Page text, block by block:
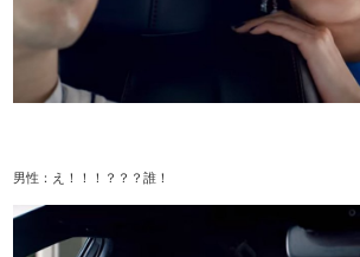
男性：え！！！？？？誰！